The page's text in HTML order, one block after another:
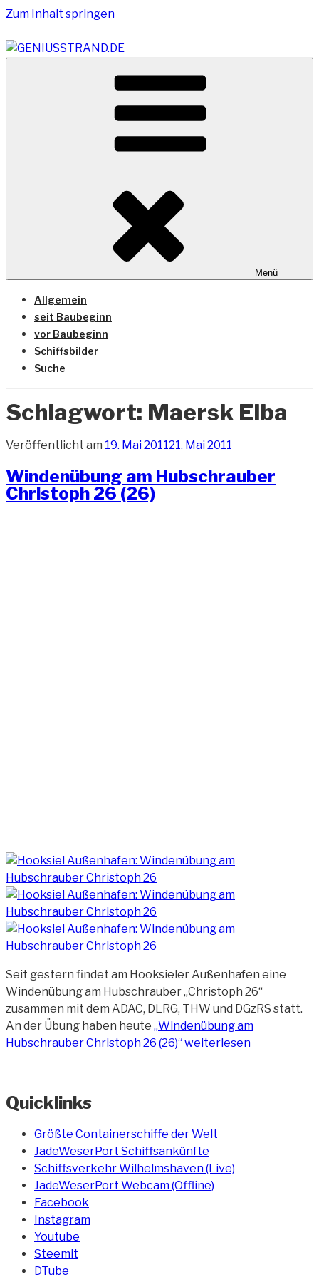
Zum Inhalt springen
GENIUSSTRAND.DE
Vom Geniusstrand zum JadeWeserPort/Container
Terminal Wilhelmshaven
Menü
Allgemein
seit Baubeginn
vor Baubeginn
Schiffsbilder
Suche
Schlagwort: Maersk Elba
Veröffentlicht am 19. Mai 201121. Mai 2011
Windenübung am Hubschrauber
Christoph 26 (26)
Seit gestern findet am Hooksieler Außenhafen eine
Windenübung am Hubschrauber „Christoph 26“
zusammen mit dem ADAC, DLRG, THW und DGzRS statt.
An der Übung haben heute „Windenübung am
Hubschrauber Christoph 26 (26)“weiterlesen
Quicklinks
Größte Containerschiffe der Welt
JadeWeserPort Schiffsankünfte
Schiffsverkehr Wilhelmshaven (Live)
JadeWeserPort Webcam (Offline)
Facebook
Instagram
Youtube
Steemit
DTube